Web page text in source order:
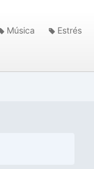
Música Estrés